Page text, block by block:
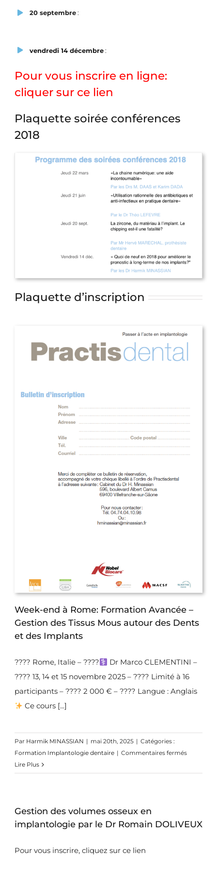
20 septembre:
vendredi 14 décembre:
Pour vous inscrire en ligne:
cliquer sur ce lien
Plaquette soirée conférences
2018
Plaquette d’inscription
Week-end à Rome: Formation Avancée –
Gestion des Tissus Mous autour des Dents
et des Implants
???? Rome, Italie – ????‍
Dr Marco CLEMENTINI –
???? 13, 14 et 15 novembre 2025 – ???? Limité à 16
participants – ???? 2 000 € – ???? Langue : Anglais
Ce cours [...]
Par Harmik MINASSIAN | mai 20th, 2025 | Catégories :
Formation Implantologie dentaire | Commentaires ferméssur
end
Avancée
Lire Plus
Gestion des volumes osseux en
implantologie par le Dr Romain DOLIVEUX
Pour vous inscrire, cliquez sur ce lien